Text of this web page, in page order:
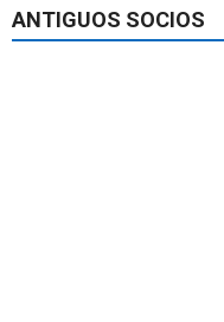
ANTIGUOS SOCIOS